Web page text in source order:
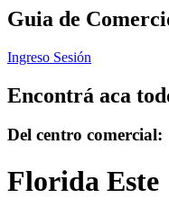
Guia de
Ingreso Sesión
Encontrá aca
Del centro comercial:
Florida Este